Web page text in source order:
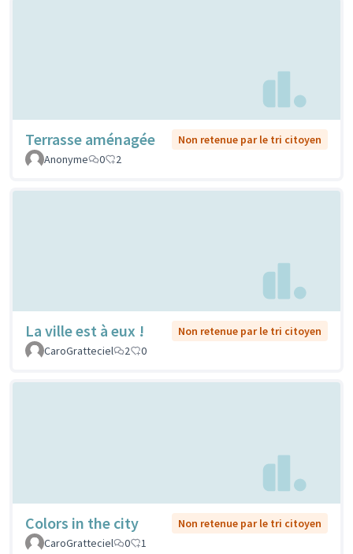
Terrasse aménagée
Non retenue par le tri citoyen
Anonyme
0 2
La ville est à eux !
Non retenue par le tri citoyen
CaroGratteciel
2 0
Colors in the city
Non retenue par le tri citoyen
CaroGratteciel
0 1